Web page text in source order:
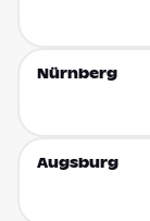
Nürnberg
Augsburg